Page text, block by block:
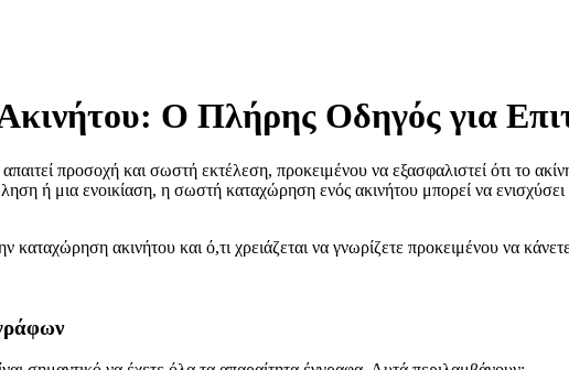
Ο Πλήρης Οδηγός για
προσοχή και σωστή εκτέλεση, προκειμένου να εξασφαλιστεί ότι το
ή μια ενοικίαση, η σωστή καταχώρηση ενός ακινήτου μπορεί να
ακινήτου και ό,τι χρειάζεται να γνωρίζετε προκειμένου να